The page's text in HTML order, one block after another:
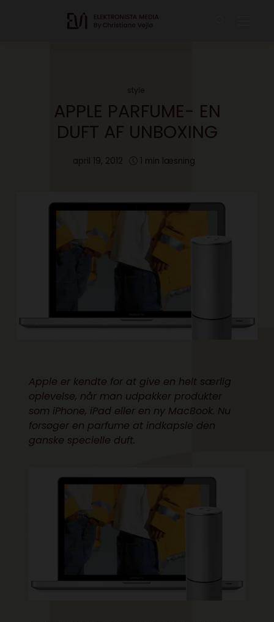
style
APPLE PARFUME- EN
DUFT AF UNBOXING
april 19, 2012 1 min læsning
Apple er kendte for at give en helt særlig
oplevelse, når man udpakker produkter
som iPhone, iPad eller en ny MacBook. Nu
forsøger en parfume at indkapsle den
ganske specielle duft.